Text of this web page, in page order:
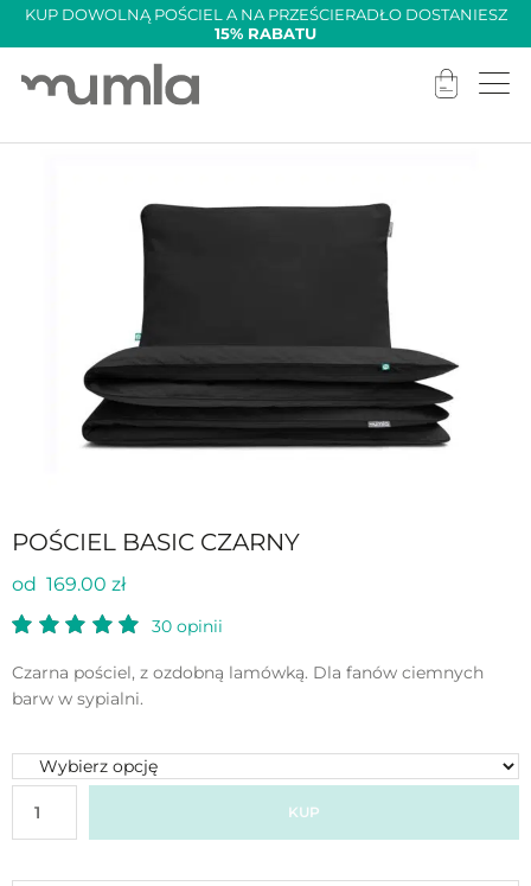
KUP DOWOLNĄ POŚCIEL A NA PRZEŚCIERADŁO DOSTANIESZ
15% RABATU
POŚCIEL BASIC CZARNY
od 169.00 zł
30 opinii
Czarna pościel, z ozdobną lamówką. Dla fanów ciemnych
barw w sypialni.
KUP